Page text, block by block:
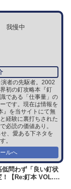
我慢中
者の先駆者。2002
初の釘攻略本『釘
である「仕事量」の
です。現在は情報を
』を当サイトにて無
経験に裏打ちされた
必読の価値あり。
、愛ある下ネタを
。
ルへ
低問わず「良い釘状
！【Re:釘本 VOL.2